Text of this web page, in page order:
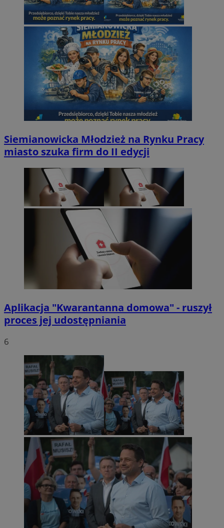
Siemianowicka Młodzież na Rynku Pracy
miasto szuka firm do II edycji
Aplikacja "Kwarantanna domowa" - ruszył
proces jej udostępniania
6